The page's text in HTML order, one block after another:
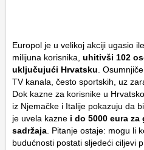
Europol je u velikoj akciji ugasio
milijuna korisnika, uhitivši 102
uključujući Hrvatsku .
TV kanala, često sportskih, uz
Dok kazne za korisnike u
iz Njemačke i Italije pokazuju da
je uvela kazne i do 5000 eura
sadržaja . Pitanje ostaje: mogu li
budućnosti postati sljedeći ciljevi